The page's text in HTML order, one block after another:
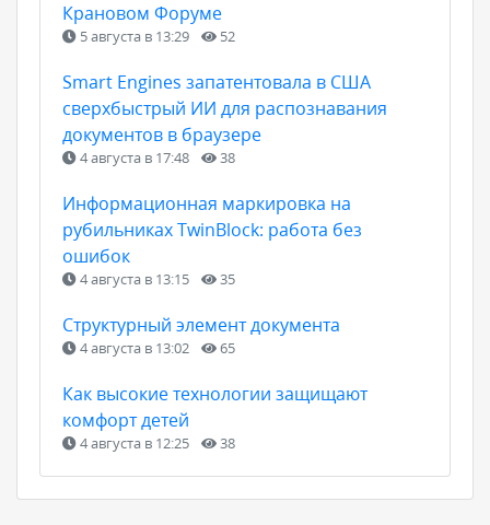
Крановом Форуме
5 августа в 13:29 52
Smart Engines запатентовала в США
сверхбыстрый ИИ для распознавания
документов в браузере
4 августа в 17:48 38
Информационная маркировка на
рубильниках TwinBlock: работа без
ошибок
4 августа в 13:15 35
Структурный элемент документа
4 августа в 13:02 65
Как высокие технологии защищают
комфорт детей
4 августа в 12:25 38